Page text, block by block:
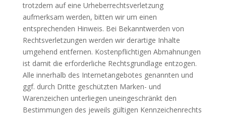
trotzdem auf eine Urheberrechtsverletzung
aufmerksam werden, bitten wir um einen
entsprechenden Hinweis. Bei Bekanntwerden von
Rechtsverletzungen werden wir derartige Inhalte
umgehend entfernen. Kostenpflichtigen Abmahnungen
ist damit die erforderliche Rechtsgrundlage entzogen.
Alle innerhalb des Internetangebotes genannten und
ggf. durch Dritte geschützten Marken- und
Warenzeichen unterliegen uneingeschränkt den
Bestimmungen des jeweils gültigen Kennzeichenrechts